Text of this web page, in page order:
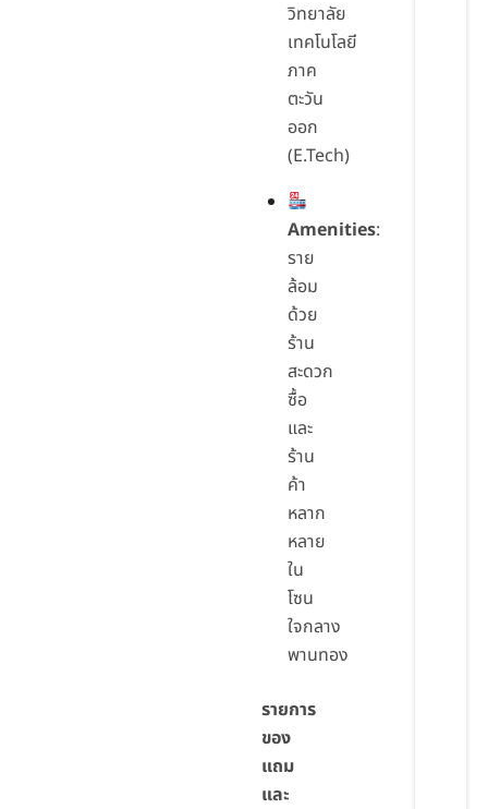
วิทยาลัย
เทคโนโลยี
ภาค
ตะวัน
ออก
(E.Tech)
Amenities:
ราย
ล้อม
ด้วย
ร้าน
สะดวก
ซื้อ
และ
ร้าน
ค้า
หลาก
หลาย
ใน
โซน
ใจกลาง
พานทอง
รายการ
ของ
แถม
และ